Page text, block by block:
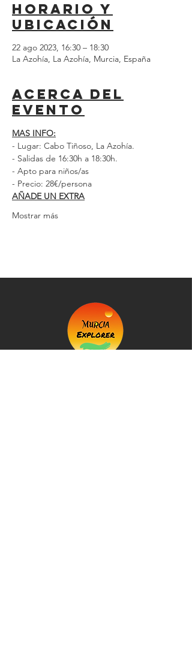
Horario y
ubicación
22 ago 2023, 16:30 – 18:30
La Azohía, La Azohía, Murcia, España
Acerca del
evento
MAS INFO:
- Lugar: Cabo Tiñoso, La Azohía.
- Salidas de 16:30h a 18:30h.
- Apto para niños/as
- Precio: 28€/persona
AÑADE UN EXTRA
Mostrar más